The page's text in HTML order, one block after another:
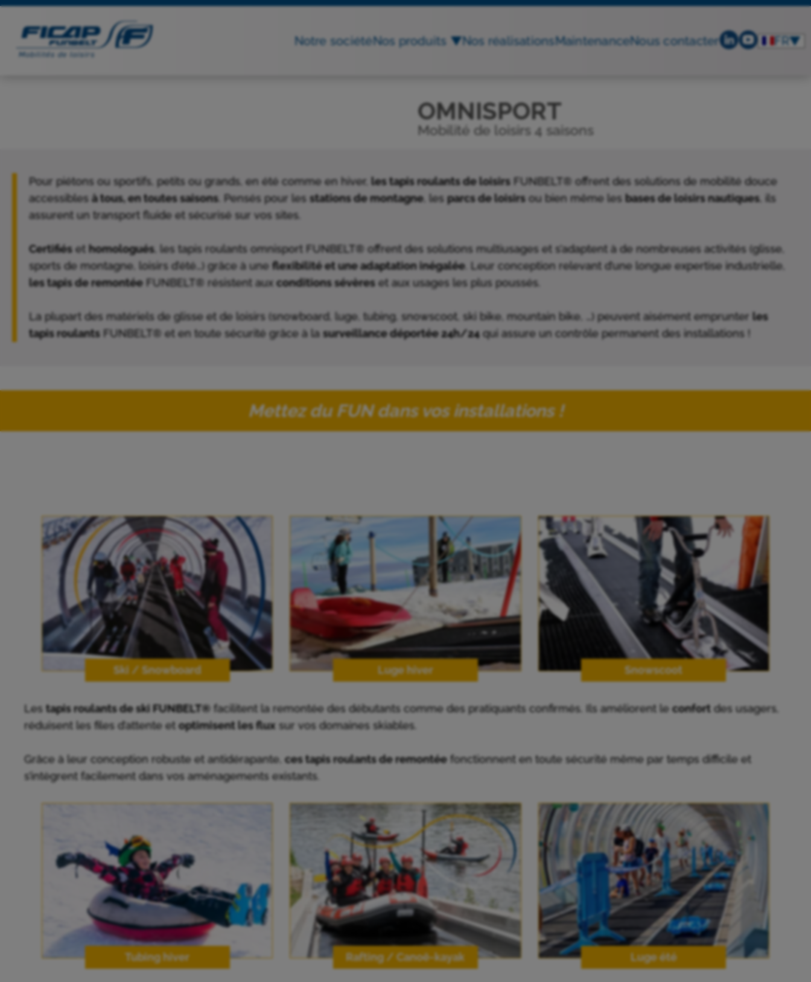
Notre sociétéNos produits ▼Nos réalisationsMaintenanceNous contacter FR▼
OMNISPORT
Mobilité de loisirs 4 saisons
Pour piétons ou sportifs, petits ou grands, en été comme en hiver, les tapis roulants de loisirs FUNBELT® offrent des solutions de mobilité douce
accessibles à tous, en toutes saisons. Pensés pour les stations de montagne, lesparcs de loisirs ou bien même les bases de loisirs nautiques, ils
assurent un transport fluide et sécurisé sur vos sites.
Certifiés et homologués, les tapis roulants omnisport FUNBELT® offrent des solutions multiusages et s’adaptent à de nombreuses activités (glisse,
sports de montagne, loisirs d’été…) grâce à une flexibilité et une adaptation inégalée. Leur conception relevant d’une longue expertise industrielle,
les tapis de remontée FUNBELT® résistent auxconditions sévères et aux usages les plus poussés.
La plupart des matériels de glisse et de loisirs (snowboard, luge, tubing, snowscoot, ski bike, mountain bike, …) peuvent aisément emprunter les
tapis roulants FUNBELT® et en toute sécurité grâce à la surveillance déportée 24h/24qui assure un contrôle permanent des installations !
Mettez du FUN dans vos installations !
Ski / Snowboard Luge hiver Snowscoot
Les tapis roulants de ski FUNBELT® facilitent la remontée des débutants comme des pratiquants confirmés. Ils améliorent leconfort des usagers,
réduisent les files d’attente etoptimisent les flux sur vos domaines skiables.
Grâce à leur conception robuste et antidérapante,ces tapis roulants de remontéefonctionnent en toute sécurité même par temps difficile et
s’intègrent facilement dans vos aménagements existants.
Tubing hiver Rafting / Canoë-kayak Luge été